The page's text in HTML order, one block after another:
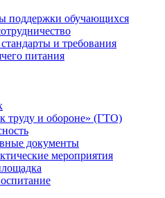
поддержки обучающихся
и требования
питания
труду и обороне» (ГТО)
документы
мероприятия